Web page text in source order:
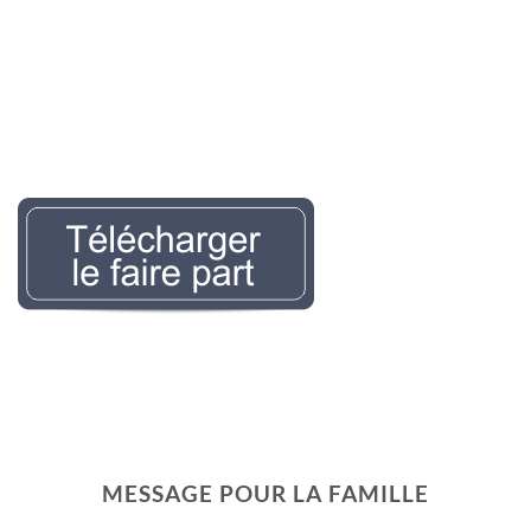
MESSAGE POUR LA FAMILLE